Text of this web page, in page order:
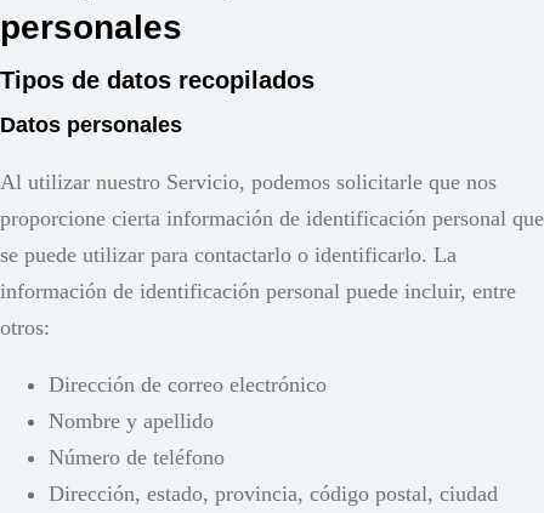
personales
Tipos de datos recopilados
Datos personales
Al utilizar nuestro Servicio, podemos solicitarle que nos
proporcione cierta información de identificación personal que
se puede utilizar para contactarlo o identificarlo. La
información de identificación personal puede incluir, entre
otros:
Dirección de correo electrónico
Nombre y apellido
Número de teléfono
Dirección, estado, provincia, código postal, ciudad